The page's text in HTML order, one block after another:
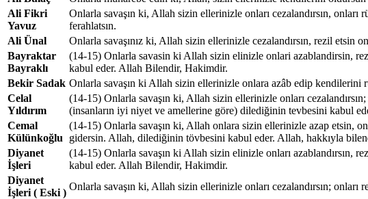
Ali Fikri
Yavuz
Onlarla savaşın ki, Allah sizin ellerinizle onları cezalandırsın,
ferahlatsın.
Ali Ünal
Onlarla savaşınız ki, Allah sizin ellerinizle cezalandırsın, rezil etsin
Bayraktar
Bayraklı
(14-15) Onlarla savasin ki Allah sizin elinizle onlari azablandirsin,
kabul eder. Allah Bilendir, Hakimdir.
Bekir Sadak Onlarla savaşın ki Allah sizin ellerinizle onlara azâb edip kendilerini
Celal
Yıldırım
(14-15) Onlarla savaşın ki, Allah sizin ellerinizle onları
(insanların iyi niyet ve amellerine göre) dilediğinin tevbesini kabul
Cemal
Külünkoğlu
(14-15) Onlarla savaşın ki, Allah onlara sizin ellerinizle azap etsin,
gidersin. Allah, dilediğinin tövbesini kabul eder. Allah, hakkıyla
Diyanet
İşleri
(14-15) Onlarla savaşın ki Allah sizin elinizle onları
kabul eder. Allah Bilendir, Hakimdir.
Diyanet
İşleri ( Eski )
Onlarla savaşın ki, Allah sizin ellerinizle onları cezalandırsın;